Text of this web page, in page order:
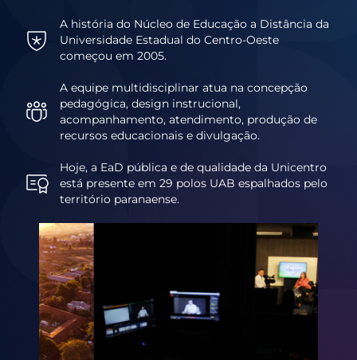
A história do Núcleo de Educação a Distância da
Universidade Estadual do Centro-Oeste
começou em 2005.
A equipe multidisciplinar atua na concepção
pedagógica, design instrucional,
acompanhamento, atendimento, produção de
recursos educacionais e divulgação.
Hoje, a EaD pública e de qualidade da Unicentro
está presente em 29 polos UAB espalhados pelo
território paranaense.